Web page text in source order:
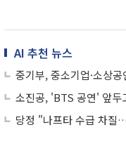
AI 추천 뉴스
중기부, 중소기업·소상
소진공, 'BTS 공연' 앞두
당정 "나프타 수급 차질